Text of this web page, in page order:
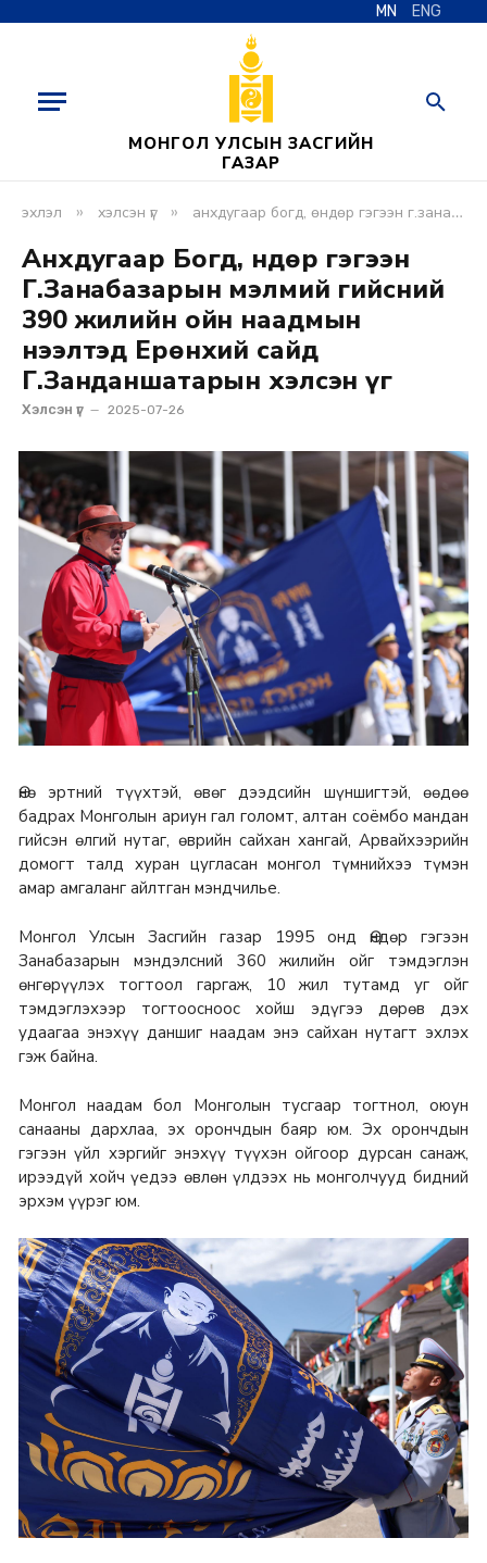
MN ENG
МОНГОЛ УЛСЫН ЗАСГИЙН
ГАЗАР
эхлэл » хэлсэн үг » анхдугаар богд, өндөр гэгээн г.занабазарын мэлмий гийсний 390 жилийн ойн наадмын нээлтэд ерөнхий сайд г.занданшатарын хэлсэн үг
Анхдугаар Богд, Өндөр гэгээн
Г.Занабазарын мэлмий гийсний
390 жилийн ойн наадмын
нээлтэд Ерөнхий сайд
Г.Занданшатарын хэлсэн үг
Хэлсэн үг 2025-07-26
Өнө эртний түүхтэй, өвөг дээдсийн шүншигтэй, өөдөө
бадрах Монголын ариун гал голомт, алтан соёмбо мандан
гийсэн өлгий нутаг, өврийн сайхан хангай, Арвайхээрийн
домогт талд хуран цугласан монгол түмнийхээ түмэн
амар амгаланг айлтган мэндчилье.
Монгол Улсын Засгийн газар 1995 онд Өндөр гэгээн
Занабазарын мэндэлсний 360 жилийн ойг тэмдэглэн
өнгөрүүлэх тогтоол гаргаж, 10 жил тутамд уг ойг
тэмдэглэхээр тогтоосноос хойш эдүгээ дөрөв дэх
удаагаа энэхүү даншиг наадам энэ сайхан нутагт эхлэх
гэж байна.
Монгол наадам бол Монголын тусгаар тогтнол, оюун
санааны дархлаа, эх орончдын баяр юм. Эх орончдын
гэгээн үйл хэргийг энэхүү түүхэн ойгоор дурсан санаж,
ирээдүй хойч үедээ өвлөн үлдээх нь монголчууд бидний
эрхэм үүрэг юм.